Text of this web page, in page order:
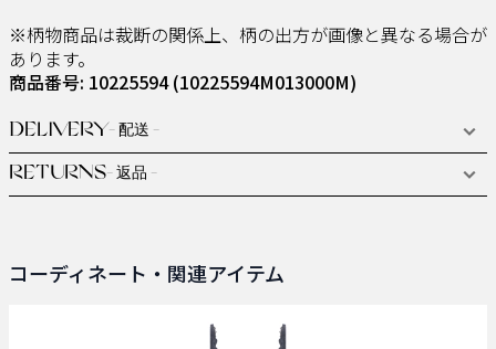
※柄物商品は裁断の関係上、柄の出方が画像と異なる場合が
あります。
商品番号: 10225594(10225594M013000M)
DELIVERY- 配送 -
RETURNS- 返品 -
コーディネート・関連アイテム